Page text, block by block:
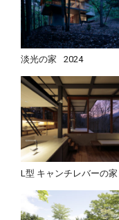
淡光の家 2024
L型 キャンチレバーの家